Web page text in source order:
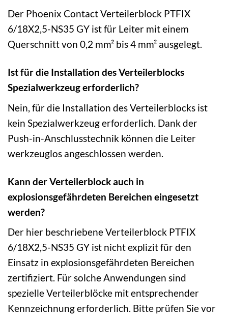
Der Phoenix Contact Verteilerblock PTFIX
6/18X2,5-NS35 GY ist für Leiter mit einem
Querschnitt von 0,2 mm² bis 4 mm² ausgelegt.
Ist für die Installation des Verteilerblocks
Spezialwerkzeug erforderlich?
Nein, für die Installation des Verteilerblocks ist
kein Spezialwerkzeug erforderlich. Dank der
Push-in-Anschlusstechnik können die Leiter
werkzeuglos angeschlossen werden.
Kann der Verteilerblock auch in
explosionsgefährdeten Bereichen eingesetzt
werden?
Der hier beschriebene Verteilerblock PTFIX
6/18X2,5-NS35 GY ist nicht explizit für den
Einsatz in explosionsgefährdeten Bereichen
zertifiziert. Für solche Anwendungen sind
spezielle Verteilerblöcke mit entsprechender
Kennzeichnung erforderlich. Bitte prüfen Sie vor